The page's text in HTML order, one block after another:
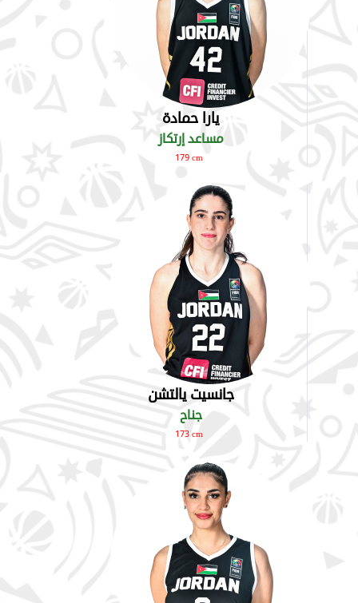
يارا حمادة
مساعد إرتكاز
179 cm
جانسيت يالتشن
جناح
173 cm